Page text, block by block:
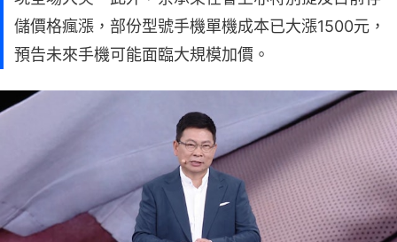
儲價格瘋漲，部份型號手機單機成本已大漲1500元，
預告未來手機可能面臨大規模加價。